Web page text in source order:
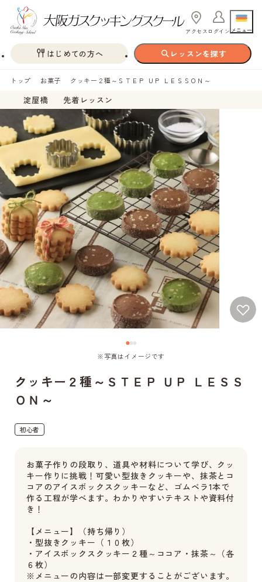
アクセス ログイン メニュー
はじめての方へ レッスンを探す
トップ お菓子 クッキー２種～ＳＴＥＰ ＵＰ ＬＥＳＳＯＮ～
淀屋橋 先着レッスン
※写真はイメージです
クッキー２種～ＳＴＥＰ ＵＰ ＬＥＳＳ
ＯＮ～
初心者
お菓子作りの段取り、道具や材料について学び、クッ
キー作りに挑戦！可愛い型抜きクッキーや、抹茶とコ
コアのアイスボックスクッキーなど、ゴムベラ1本で
作る工程が学べます。わかりやすいテキストや資料付
き！
【メニュー】（持ち帰り）
・型抜きクッキー（１０枚）
・アイスボックスクッキー２種～ココア・抹茶～（各
６枚）
※メニューの内容は一部変更することがございます。